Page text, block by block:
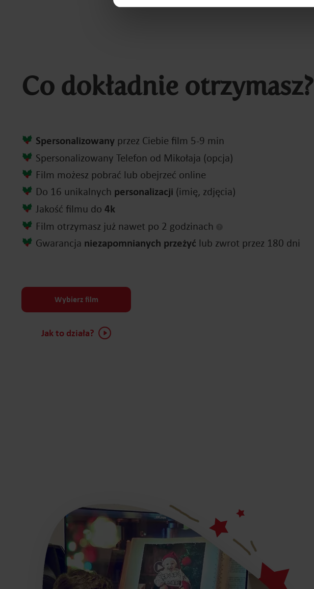
Co dokładnie otrzymasz?
Spersonalizowany przez Ciebie film 5-9 min
Spersonalizowany Telefon od Mikołaja (opcja)
Film możesz pobrać lub obejrzeć online
Do 16 unikalnych personalizacji (imię, zdjęcia)
Jakość filmu do 4k
Film otrzymasz już nawet po 2 godzinach
Gwarancja niezapomnianych przeżyć lub zwrot przez 180 dni
Wybierz film
Jak to działa?